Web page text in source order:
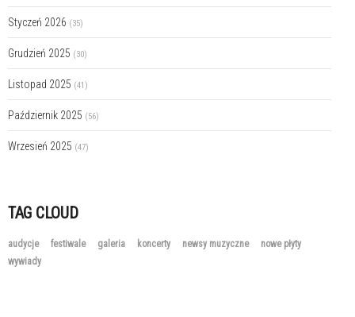
Styczeń 2026 (35)
Grudzień 2025 (30)
Listopad 2025 (41)
Październik 2025 (56)
Wrzesień 2025 (47)
TAG CLOUD
audycje festiwale galeria koncerty newsy muzyczne
nowe płyty
wywiady